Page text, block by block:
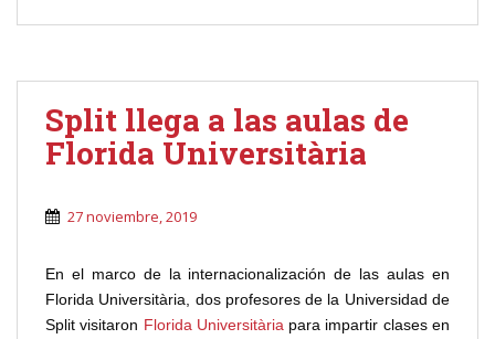
Split llega a las aulas de
Florida Universitària
27 noviembre, 2019
En el marco de la internacionalización de las aulas en
Florida Universitària, dos profesores de la Universidad de
Split visitaron Florida Universitària para impartir clases en